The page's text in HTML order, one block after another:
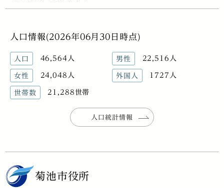
人口情報(2026年06月30日時点)
人口 46,564人 男性 22,516人
女性 24,048人 外国人 1727人
世帯数 21,288世帯
人口統計情報
菊池市役所